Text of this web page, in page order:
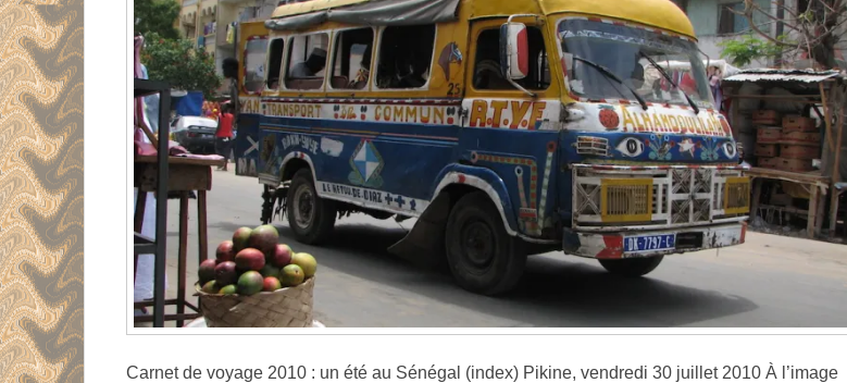
Carnet de voyage 2010 : un été au Sénégal (index) Pikine, vendredi 30 juillet 2010 À l’image